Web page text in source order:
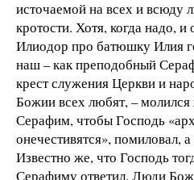
источаемой на всех и всюду
кротости. Хотя, когда надо,
Илиодор про батюшку Илия
наш – как преподобный
крест служения Церкви и
Божии всех любят, –
Серафим, чтобы Господь
онечестивятся», помиловал,
Известно же, что Господь
Серафиму ответил. Люди